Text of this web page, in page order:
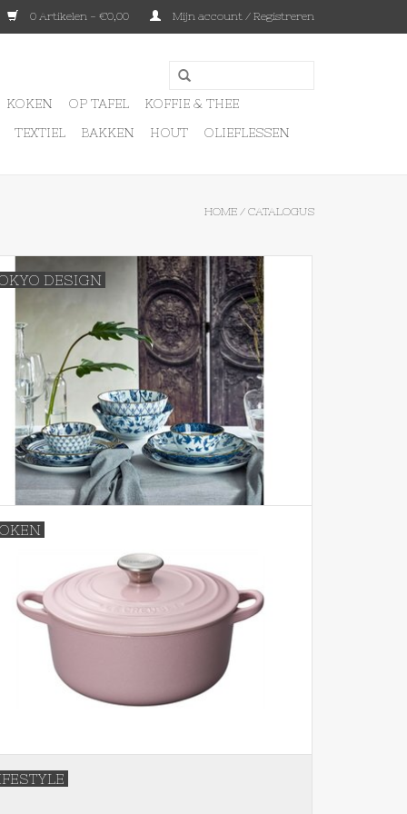
0 Artikelen - €0,00 Mijn account / Registreren
KOKEN OP TAFEL
KOFFIE & THEE
TEXTIEL
BAKKEN HOUT OLIEFLESSEN
HOME / CATALOGUS
DESIGN